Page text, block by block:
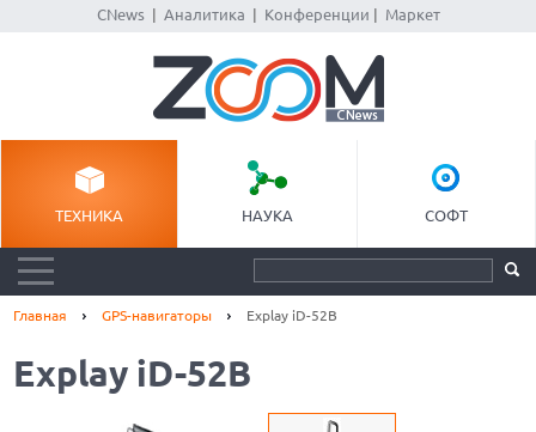
CNews| Аналитика Конференции Маркет
ТЕХНИКА НАУКА СОФТ
Главная GPS-навигаторы Explay iD-52B
Explay iD-52B